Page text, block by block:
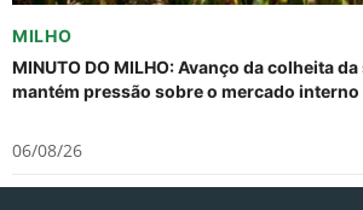
MILHO
MINUTO DO MILHO: Avanço da colheita
mantém pressão sobre o mercado interno
06/08/26